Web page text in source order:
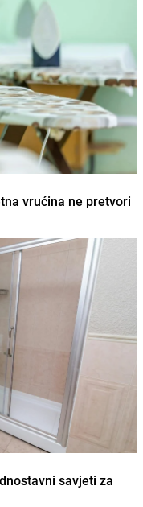
vrućina ne pretvori
savjeti za